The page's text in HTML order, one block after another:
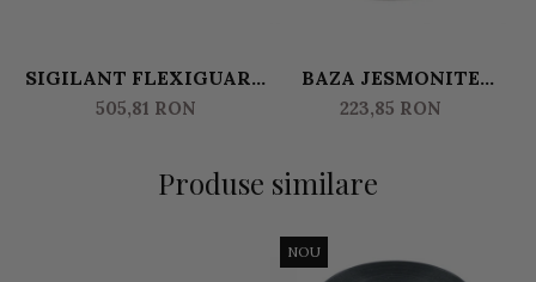
SIGILANT FLEXIGUARD
SEALER PENTRU
JESMONITE AC730
505,81 RON
BAZA JESMONITE
AC730
223,85 RON
Produse similare
NOU